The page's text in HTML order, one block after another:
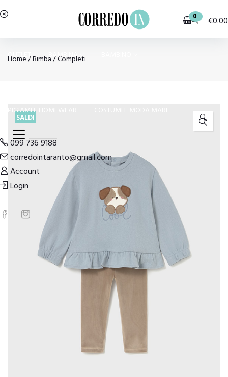
0 €0.00
OUTLET BAMBINA
PIGIAMI E HOMEWEAR
099 736 9188
corredointaranto@gmail.com
Account
Login
Home/Bimba/Completi
SALDI 🔍